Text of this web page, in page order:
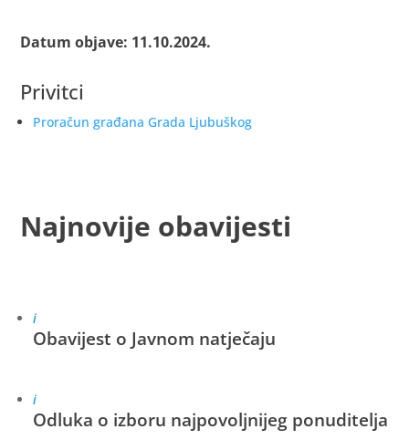
Datum objave: 11.10.2024.
Privitci
Proračun građana Grada Ljubuškog
Najnovije obavijesti
i
Obavijest o Javnom natječaju
i
Odluka o izboru najpovoljnijeg ponuditelja